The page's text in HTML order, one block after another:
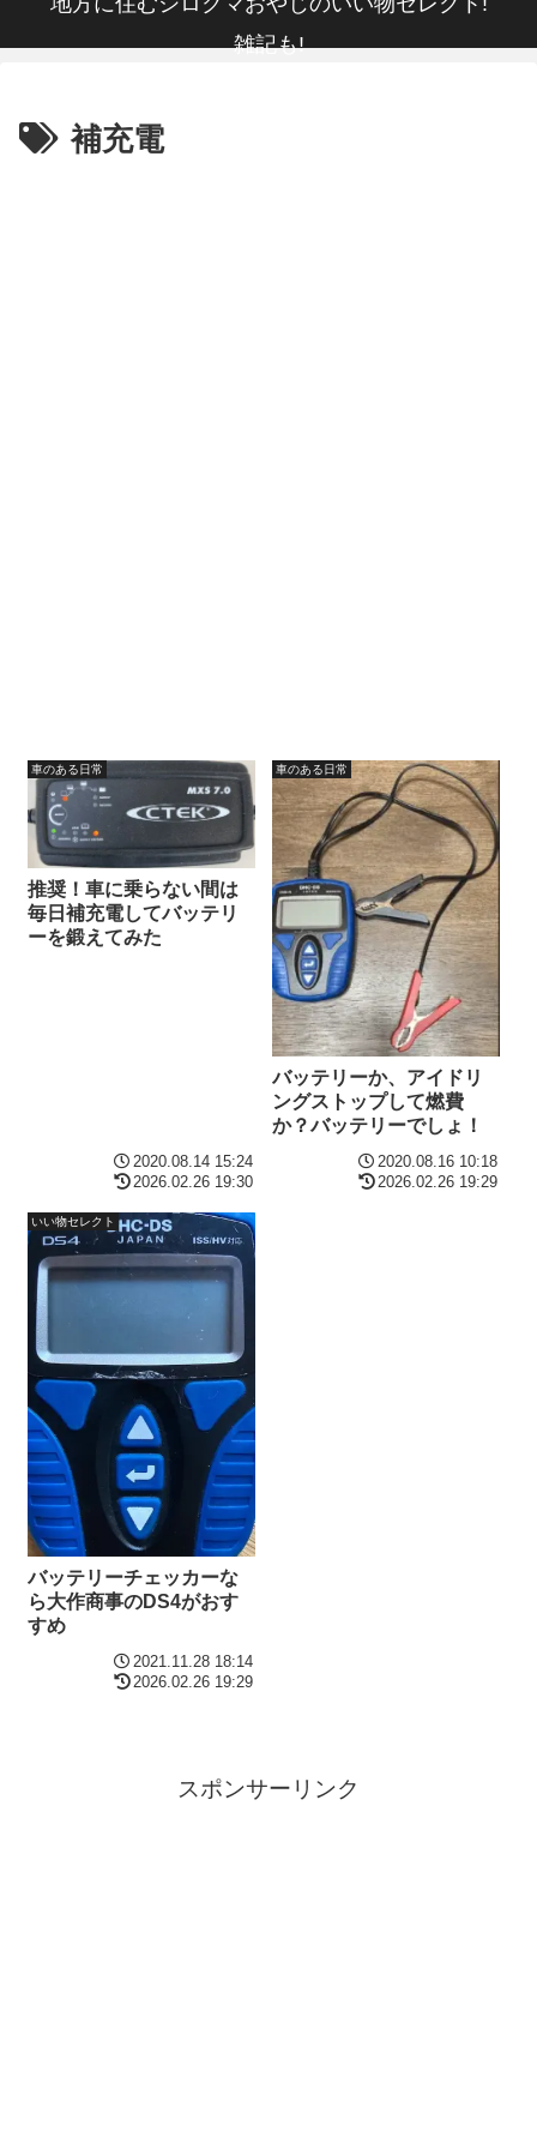
雑記も!
補充電
車のある日常
推奨！車に乗らない間は
毎日補充電してバッテリ
ーを鍛えてみた
2020.08.14 15:24
2026.02.26 19:30
車のある日常
バッテリーか、アイドリ
ングストップして燃費
か？バッテリーでしょ！
2020.08.16 10:18
2026.02.26 19:29
いい物セレクト
バッテリーチェッカーな
ら大作商事のDS4がおす
すめ
2021.11.28 18:14
2026.02.26 19:29
スポンサーリンク